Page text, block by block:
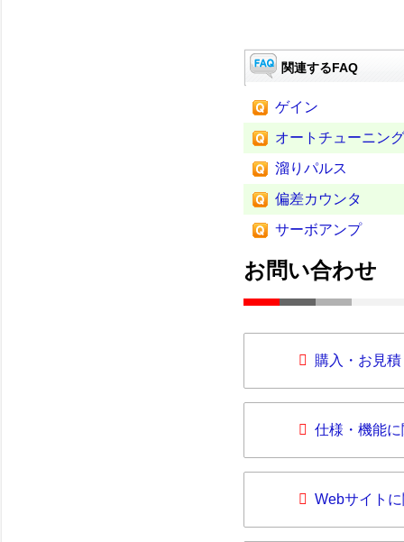
関連するFAQ
ゲイン
オートチューニン
溜りパルス
偏差カウンタ
サーボアンプ
お問い合わせ
購入・お見
仕様・機能
Webサイト